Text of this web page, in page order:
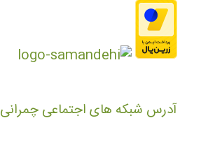
آدرس شبکه های اجتماعی چمرانی